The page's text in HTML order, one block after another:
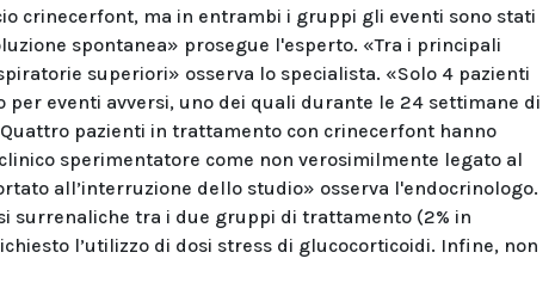
crinecerfont, ma in entrambi i gruppi gli eventi sono stati
spontanea» prosegue l'esperto. «Tra i principali
superiori» osserva lo specialista. «Solo 4 pazienti
eventi avversi, uno dei quali durante le 24 settimane di
pazienti in trattamento con crinecerfont hanno
sperimentatore come non verosimilmente legato al
all’interruzione dello studio» osserva l'endocrinologo.
surrenaliche tra i due gruppi di trattamento (2% in
l’utilizzo di dosi stress di glucocorticoidi. Infine, non